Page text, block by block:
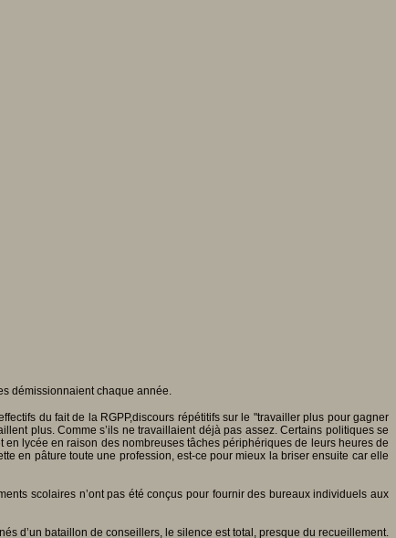
démissionnaient chaque année.
du fait de la RGPP,discours répétitifs sur le "travailler plus pour gagner
plus. Comme s’ils ne travaillaient déjà pas assez. Certains politiques se
lycée en raison des nombreuses tâches périphériques de leurs heures de
en pâture toute une profession, est-ce pour mieux la briser ensuite car elle
scolaires n’ont pas été conçus pour fournir des bureaux individuels aux
d’un bataillon de conseillers, le silence est total, presque du recueillement.